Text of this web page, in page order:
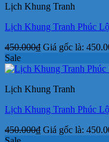
Lịch Khung Tranh
Lịch Khung Tranh Phúc
450.000₫ Giá gốc là:
Sale
Lịch Khung Tranh
Lịch Khung Tranh Phúc
450.000₫ Giá gốc là: